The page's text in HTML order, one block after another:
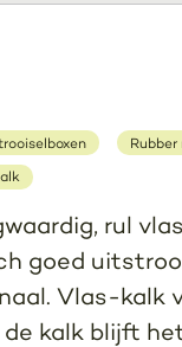
rul
goed
Vlas-kalk
kalk blijft